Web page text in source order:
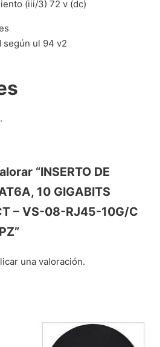
(iii/3) 72 v (dc)
según ul 94 v2
“INSERTO DE
10 GIGABITS
– VS-08-RJ45-10G/C
una valoración.